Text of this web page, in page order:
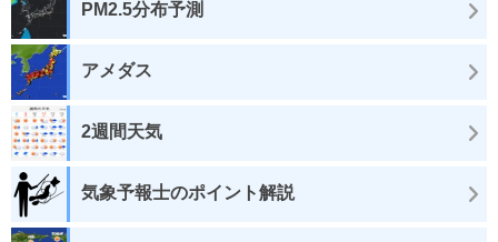
PM2.5分布予測
アメダス
2週間天気
気象予報士のポイント解説